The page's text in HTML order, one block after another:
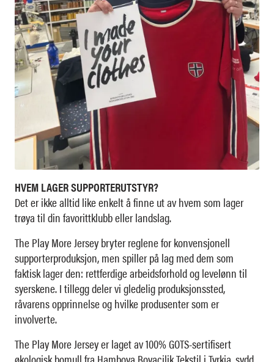
HVEM LAGER SUPPORTERUTSTYR?
Det er ikke alltid like enkelt å finne ut av hvem som lager
trøya til din favorittklubb eller landslag.
The Play More Jersey bryter reglene for konvensjonell
supporterproduksjon, men spiller på lag med dem som
faktisk lager den: rettferdige arbeidsforhold og levelønn til
syerskene. I tillegg deler vi gledelig produksjonssted,
råvarens opprinnelse og hvilke produsenter som er
involverte.
The Play More Jersey er laget av 100% GOTS-sertifisert